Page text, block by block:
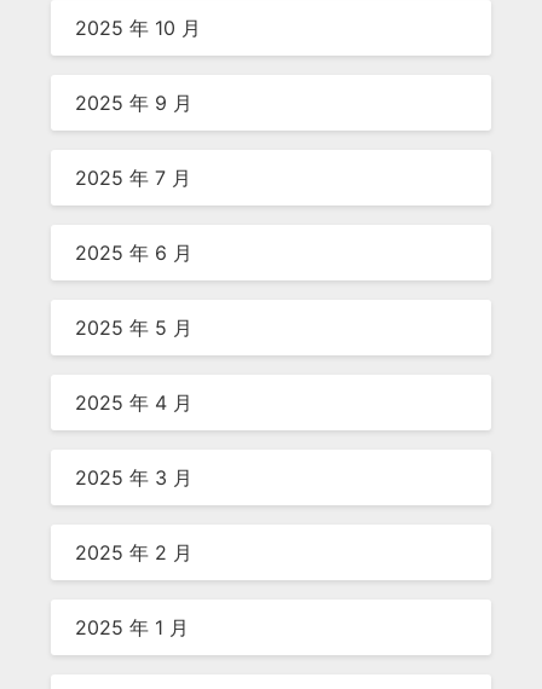
2025 年 10 月
2025 年 9 月
2025 年 7 月
2025 年 6 月
2025 年 5 月
2025 年 4 月
2025 年 3 月
2025 年 2 月
2025 年 1 月